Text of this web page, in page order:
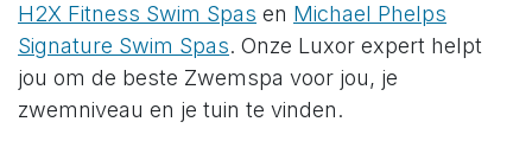
H2X Fitness Swim Spas en Michael Phelps
Signature Swim Spas. Onze Luxor expert helpt
jou om de beste Zwemspa voor jou, je
zwemniveau en je tuin te vinden.